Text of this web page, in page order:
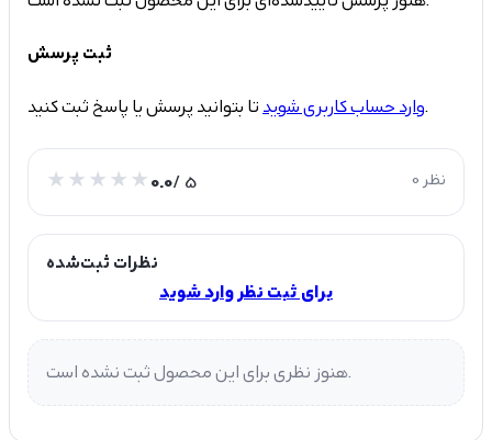
ثبت پرسش
وارد حساب کاربری شویدتا بتوانید پرسش یا پاسخ ثبت کنید.
0.0/ 5 0 نظر
نظرات ثبت‌شده
برای ثبت نظر وارد شوید
هنوز نظری برای این محصول ثبت نشده است.